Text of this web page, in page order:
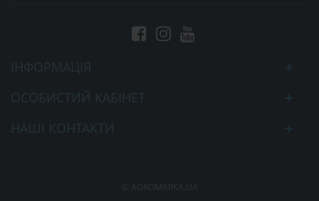
ІНФОРМАЦІЯ
ОСОБИСТИЙ КАБІНЕТ
НАШІ КОНТАКТИ
© AGROMARKA.UA